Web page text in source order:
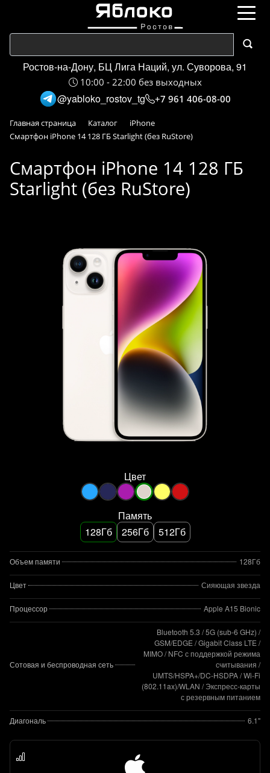
Ростов-на-Дону, БЦ Лига Наций, ул. Суворова, 91
10:00 - 22:00 без выходных
@yabloko_rostov_tg +7 961 406-08-00
Главная страница Каталог
iPhone
Смартфон iPhone 14 128 ГБ Starlight (без RuStore)
Смартфон iPhone 14 128 ГБ
Starlight (без RuStore)
Цвет
Память
128Гб
256Гб 512Гб
Объем памяти 128Гб
Цвет Сияющая звезда
Процессор Apple A15 Bionic
Сотовая и беспроводная сеть
Bluetooth 5.3 / 5G (sub‑6 GHz) /
GSM/EDGE / Gigabit Class LTE /
MIMO / NFC с поддержкой режима
считывания /
UMTS/HSPA+/DC‑HSDPA / Wi-Fi
(802.11​ax)/WLAN / Экспресс‑карты
с резервным питанием
Диагональ 6.1"